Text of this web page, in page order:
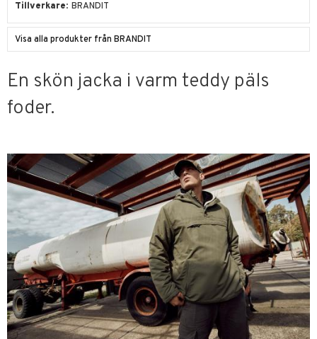
Tillverkare BRANDIT
Visa alla produkter från BRANDIT
En skön jacka i varm teddy päls
foder.